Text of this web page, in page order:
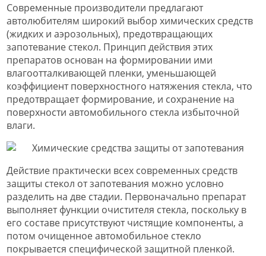
Современные производители предлагают
автолюбителям широкий выбор химических средств
(жидких и аэрозольных), предотвращающих
запотевание стекол. Принцип действия этих
препаратов основан на формировании ими
влагоотталкивающей пленки, уменьшающей
коэффициент поверхностного натяжения стекла, что
предотвращает формирование, и сохранение на
поверхности автомобильного стекла избыточной
влаги.
Действие практически всех современных средств
защиты стекол от запотевания можно условно
разделить на две стадии. Первоначально препарат
выполняет функции очистителя стекла, поскольку в
его составе присутствуют чистящие компоненты, а
потом очищенное автомобильное стекло
покрывается специфической защитной пленкой.